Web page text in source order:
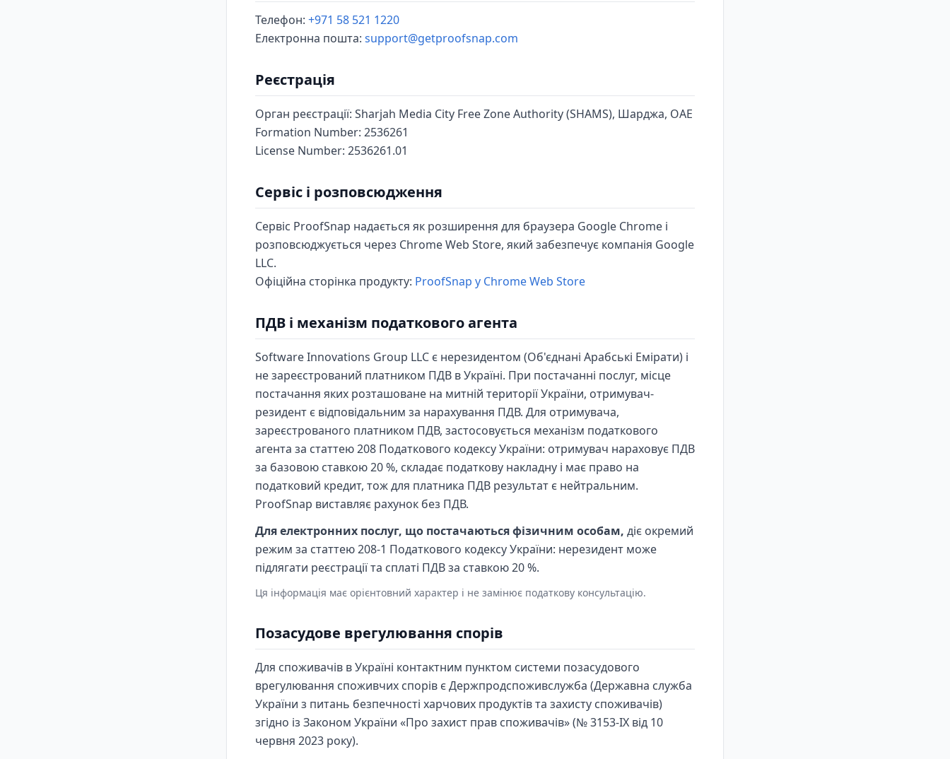
Телефон: +971 58 521 1220
Електронна пошта: support@getproofsnap.com
Реєстрація
Орган реєстрації: Sharjah Media City Free Zone Authority (SHAMS), Шарджа, ОАЕ
Formation Number: 2536261
License Number: 2536261.01
Сервіс і розповсюдження
Сервіс ProofSnap надається як розширення для браузера Google Chrome і
розповсюджується через Chrome Web Store, який забезпечує компанія Google
LLC.
Офіційна сторінка продукту: ProofSnap у Chrome Web Store
ПДВ і механізм податкового агента
Software Innovations Group LLC є нерезидентом (Об'єднані Арабські Емірати) і
не зареєстрований платником ПДВ в Україні. При постачанні послуг, місце
постачання яких розташоване на митній території України, отримувач-
резидент є відповідальним за нарахування ПДВ. Для отримувача,
зареєстрованого платником ПДВ, застосовується механізм податкового
агента за статтею 208 Податкового кодексу України: отримувач нараховує ПДВ
за базовою ставкою 20 %, складає податкову накладну і має право на
податковий кредит, тож для платника ПДВ результат є нейтральним.
ProofSnap виставляє рахунок без ПДВ.
Для електронних послуг, що постачаються фізичним особам, діє окремий
режим за статтею 208-1 Податкового кодексу України: нерезидент може
підлягати реєстрації та сплаті ПДВ за ставкою 20 %.
Ця інформація має орієнтовний характер і не замінює податкову консультацію.
Позасудове врегулювання спорів
Для споживачів в Україні контактним пунктом системи позасудового
врегулювання споживчих спорів є Держпродспоживслужба (Державна служба
України з питань безпечності харчових продуктів та захисту споживачів)
згідно із Законом України «Про захист прав споживачів» (№ 3153-IX від 10
червня 2023 року).